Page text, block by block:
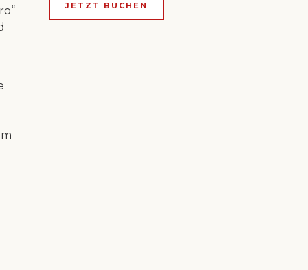
JETZT BUCHEN